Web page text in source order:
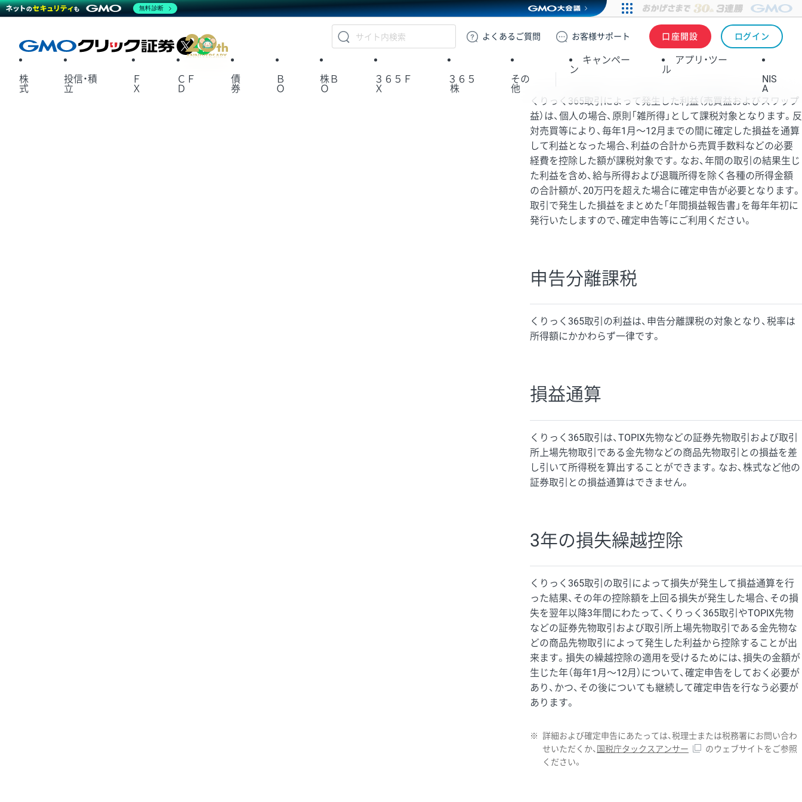
GMOクリック証券
よくある ご質問 お客様サポート 口座開設 ログイン
X
株
式
投信・積
立
Ｆ
Ｘ
ＣＦ
Ｄ
債
券
Ｂ
Ｏ
株Ｂ
Ｏ
３６５Ｆ
Ｘ
３６５
株
その
他
キャンペー
ン
アプリ・ツー
ル
NIS
A
くりっく365取引によって発生した利益（売買益およびスワップ
益）は、個人の場合、原則「雑所得」として課税対象となります。反
対売買等により、毎年1月〜12月までの間に確定した損益を通算
して利益となった場合、利益の合計から売買手数料などの必要
経費を控除した額が課税対象です。なお、年間の取引の結果生じ
た利益を含め、給与所得および退職所得を除く各種の所得金額
の合計額が、20万円を超えた場合に確定申告が必要となります。
取引で発生した損益をまとめた「年間損益報告書」を毎年年初に
発行いたしますので、確定申告等にご利用ください。
申告分離課税
くりっく365取引の利益は、申告分離課税の対象となり、税率は
所得額にかかわらず一律です。
損益通算
くりっく365取引は、TOPIX先物などの証券先物取引および取引
所上場先物取引である金先物などの商品先物取引との損益を差
し引いて所得税を算出することができます。なお、株式など他の
証券取引との損益通算はできません。
3年の損失繰越控除
くりっく365取引の取引によって損失が発生して損益通算を行
った結果、その年の控除額を上回る損失が発生した場合、その損
失を翌年以降3年間にわたって、くりっく365取引やTOPIX先物
などの証券先物取引および取引所上場先物取引である金先物な
どの商品先物取引によって発生した利益から控除することが出
来ます。損失の繰越控除の適用を受けるためには、損失の金額が
生じた年（毎年1月〜12月）について、確定申告をしておく必要が
あり、かつ、その後についても継続して確定申告を行なう必要が
あります。
※ 詳細および確定申告にあたっては、税理士または税務署にお問い合わ
せいただくか、 国税庁タックスアンサー
のウェブサイトをご参照
ください。
無料診断